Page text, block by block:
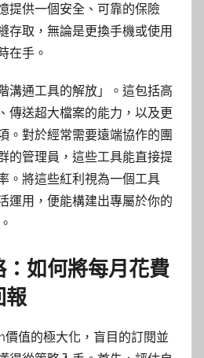
提供一個安全、可靠的保險
存取，無論是更換手機或使用
在手。
溝通工具的解放」。這包括高
傳送超大檔案的能力，以及更
。對於經常需要遠端協作的團
的管理員，這些工具能直接提
。將這些紅利視為一個工具
運用，便能構建出專屬於你的
如何將每月花費
報
值的極大化，盲目的訂閱並